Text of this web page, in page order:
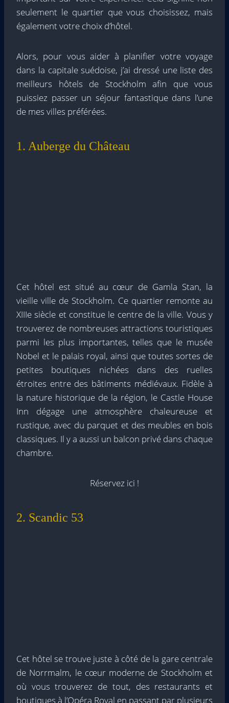
seulement le quartier que vous choisissez, mais
également votre choix d’hôtel.
Alors, pour vous aider à planifier votre voyage
dans la capitale suédoise, j’ai dressé une liste des
meilleurs hôtels de Stockholm afin que vous
puissiez passer un séjour fantastique dans l’une
de mes villes préférées.
1. Auberge du Château
Cet hôtel est situé au cœur de Gamla Stan, la
vieille ville de Stockholm. Ce quartier remonte au
XIIIe siècle et constitue le centre de la ville. Vous y
trouverez de nombreuses attractions touristiques
parmi les plus importantes, telles que le musée
Nobel et le palais royal, ainsi que toutes sortes de
petites boutiques nichées dans des ruelles
étroites entre des bâtiments médiévaux. Fidèle à
la nature historique de la région, le Castle House
Inn dégage une atmosphère chaleureuse et
rustique, avec du parquet et des meubles en bois
classiques. Il y a aussi un balcon privé dans chaque
chambre.
Réservez ici !
2. Scandic 53
Cet hôtel se trouve juste à côté de la gare centrale
de Norrmalm, le cœur moderne de Stockholm et
où vous trouverez de tout, des restaurants et
boutiques à l’Opéra Royal en passant par plusieurs